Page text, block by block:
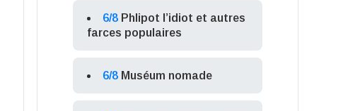
6/8 Phlipot l’idiot et autres
farces populaires
6/8 Muséum nomade